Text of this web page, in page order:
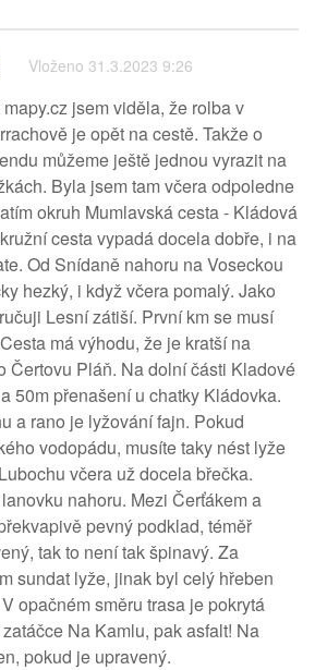
Vloženo 31.3.2023 9:26
mapy.cz jsem viděla, že rolba v
je opět na cestě. Takže o
můžeme ještě jednou vyrazit na
Byla jsem tam včera odpoledne
okruh Mumlavská cesta - Kládová
cesta vypadá docela dobře, i na
Od Snídaně nahoru na Voseckou
hezký, i když včera pomalý. Jako
Lesní zátiší. První km se musí
má výhodu, že je kratší na
Čertovu Pláň. Na dolní části Kladové
50m přenašení u chatky Kládovka.
a rano je lyžování fajn. Pokud
vodopádu, musíte taky nést lyže
včera už docela břečka.
nahoru. Mezi Čerťákem a
pevný podklad, téměř
tak to není tak špinavý. Za
sundat lyže, jinak byl celý hřeben
opačném směru trasa je pokrytá
Na Kamlu, pak asfalt! Na
pokud je upravený.